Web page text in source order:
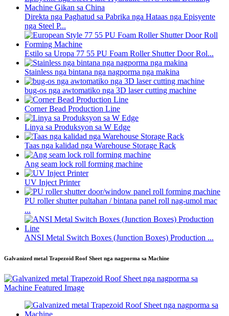
Direkta nga Paghatud sa Pabrika nga Hataas nga Episyente
nga Steel P...
Estilo sa Uropa 77 55 PU Foam Roller Shutter Door Rol...
Stainless nga bintana nga nagporma nga makina
bug-os nga awtomatiko nga 3D laser cutting machine
Corner Bead Production Line
Linya sa Produksyon sa W Edge
Taas nga kalidad nga Warehouse Storage Rack
Ang seam lock roll forming machine
UV Inject Printer
PU roller shutter pultahan / bintana panel roll nag-umol mac
...
ANSI Metal Switch Boxes (Junction Boxes) Production ...
Galvanized metal Trapezoid Roof Sheet nga nagporma sa Machine